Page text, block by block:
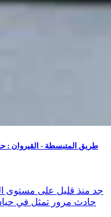
طريق المتبسطة - القيروان :
جد منذ قليل على مستوى
حادث مرور تمثل في